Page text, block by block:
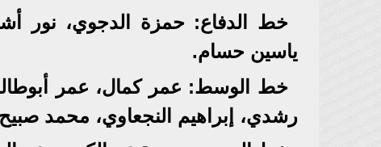
خط الدفاع: حمزة الدجوي، نور
ياسين حسام.
خط الوسط: عمر كمال، عمر
رشدي، إبراهيم النجعاوي، محمد